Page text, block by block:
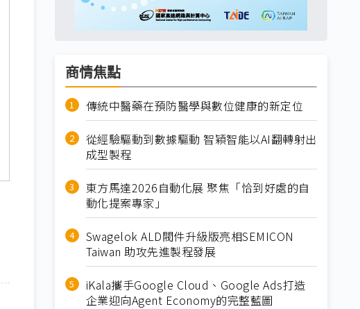
商情焦點
傳統中醫藥在預防醫學與數位健康的新定位
從經驗驅動到數據驅動 智穎智能以AI翻轉射出
成型製程
東方馬達2026自動化展 聚焦「恰到好處的自
動化提案專家」
Swagelok ALD閥件升級版亮相SEMICON
Taiwan 助攻先進製程發展
iKala攜手Google Cloud、Google Ads打造
企業迎向Agent Economy的完整藍圖